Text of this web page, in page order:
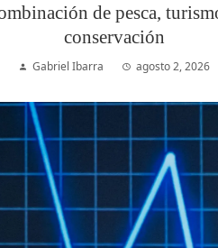
de pesca,
conservación
Gabriel Ibarra agosto 2, 2026